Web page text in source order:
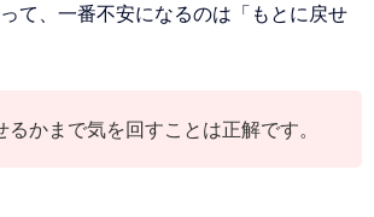
て、一番不安になるのは「もとに戻せ
るかまで気を回すことは正解です。